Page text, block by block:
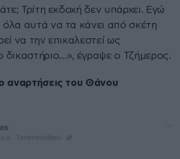
Τρίτη εκδοχή δεν υπάρχει. Εγώ
αυτά να τα κάνει από σκέτη
να την επικαλεστεί ως
δικαστήριο…», έγραψε ο Τζήμερος.
αναρτήσεις του Θάνου